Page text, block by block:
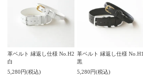
革ベルト 縁返し仕様 No.H2
白
5,280円(税込)
革ベルト 縁返し仕様 No.H1
黒
5,280円(税込)